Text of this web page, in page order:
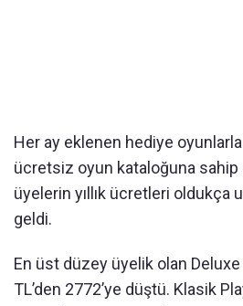
Her ay eklenen hediye
ücretsiz oyun kataloğuna sahip
üyelerin yıllık ücretleri oldukça
geldi.
En üst düzey üyelik olan
TL’den 2772’ye düştü. Klasik